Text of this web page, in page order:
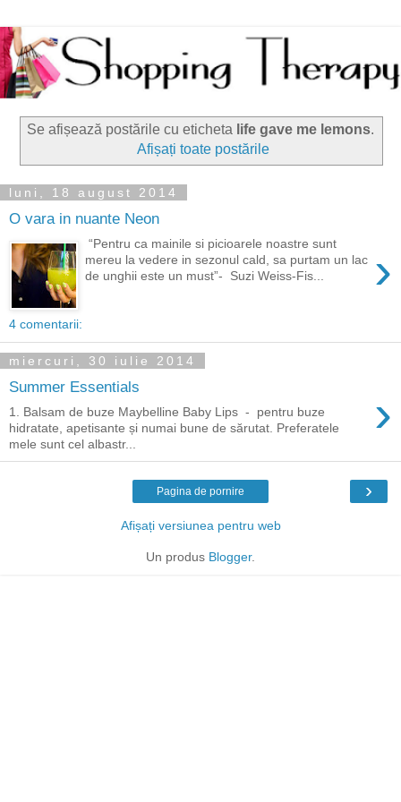
Se afișează postările cu eticheta life gave me lemons.
Afișați toate postările
luni, 18 august 2014
O vara in nuante Neon
›
“Pentru ca mainile si picioarele noastre sunt
mereu la vedere in sezonul cald, sa purtam un lac
de unghii este un must”- Suzi Weiss-Fis...
4 comentarii:
miercuri, 30 iulie 2014
Summer Essentials ›
1. Balsam de buze Maybelline Baby Lips - pentru buze
hidratate, apetisante și numai bune de sărutat. Preferatele
mele sunt cel albastr...
›
Pagina de pornire
Afișați versiunea pentru web
Un produs Blogger.